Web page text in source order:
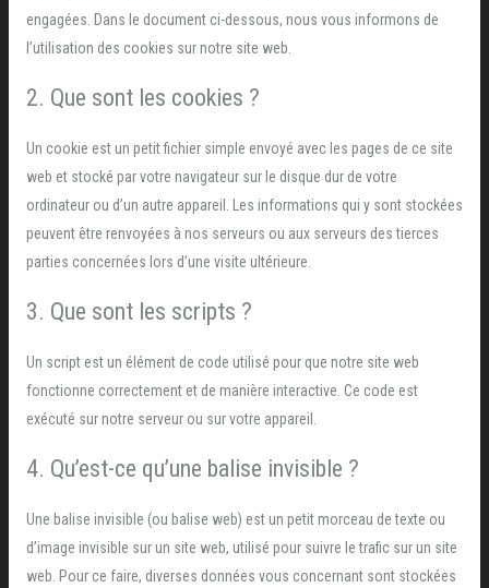
engagées. Dans le document ci-dessous, nous vous informons de
l’utilisation des cookies sur notre site web.
2. Que sont les cookies ?
Un cookie est un petit fichier simple envoyé avec les pages de ce site
web et stocké par votre navigateur sur le disque dur de votre
ordinateur ou d’un autre appareil. Les informations qui y sont stockées
peuvent être renvoyées à nos serveurs ou aux serveurs des tierces
parties concernées lors d’une visite ultérieure.
3. Que sont les scripts ?
Un script est un élément de code utilisé pour que notre site web
fonctionne correctement et de manière interactive. Ce code est
exécuté sur notre serveur ou sur votre appareil.
4. Qu’est-ce qu’une balise invisible ?
Une balise invisible (ou balise web) est un petit morceau de texte ou
d’image invisible sur un site web, utilisé pour suivre le trafic sur un site
web. Pour ce faire, diverses données vous concernant sont stockées